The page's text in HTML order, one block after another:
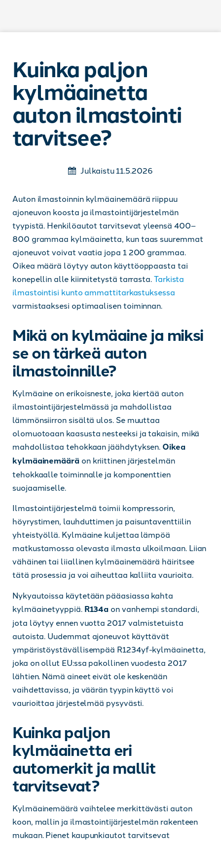
Kuinka paljon
kylmäainetta
auton ilmastointi
tarvitsee?
Julkaistu 11.5.2026
Auton ilmastoinnin kylmäainemäärä riippuu
ajoneuvon koosta ja ilmastointijärjestelmän
tyypistä. Henkilöautot tarvitsevat yleensä 400–
800 grammaa kylmäainetta, kun taas suuremmat
ajoneuvot voivat vaatia jopa 1 200 grammaa.
Oikea määrä löytyy auton käyttöoppaasta tai
konepellin alle kiinnitetystä tarrasta.Tarkista
ilmastointisi kunto ammattitarkastuksessa
varmistaaksesi optimaalisen toiminnan.
Mikä on kylmäaine ja miksi
se on tärkeä auton
ilmastoinnille?
Kylmäaine on erikoisneste, joka kiertää auton
ilmastointijärjestelmässä ja mahdollistaa
lämmönsiirron sisältä ulos. Se muuttaa
olomuotoaan kaasusta nesteeksi ja takaisin, mikä
mahdollistaa tehokkaan jäähdytyksen. Oikea
kylmäainemääräon kriittinen järjestelmän
tehokkaalle toiminnalle ja komponenttien
suojaamiselle.
Ilmastointijärjestelmä toimii kompressorin,
höyrystimen, lauhduttimen ja paisuntaventtiilin
yhteistyöllä. Kylmäaine kuljettaa lämpöä
matkustamossa olevasta ilmasta ulkoilmaan. Liian
vähäinen tai liiallinen kylmäainemäärä häiritsee
tätä prosessia ja voi aiheuttaa kalliita vaurioita.
Nykyautoissa käytetään pääasiassa kahta
kylmäainetyyppiä. R134a on vanhempi standardi,
jota löytyy ennen vuotta 2017 valmistetuista
autoista. Uudemmat ajoneuvot käyttävät
ympäristöystävällisempää R1234yf-kylmäainetta,
joka on ollut EU:ssa pakollinen vuodesta 2017
lähtien. Nämä aineet eivät ole keskenään
vaihdettavissa, ja väärän tyypin käyttö voi
vaurioittaa järjestelmää pysyvästi.
Kuinka paljon
kylmäainetta eri
automerkit ja mallit
tarvitsevat?
Kylmäainemäärä vaihtelee merkittävästi auton
koon, mallin ja ilmastointijärjestelmän rakenteen
mukaan. Pienet kaupunkiautot tarvitsevat